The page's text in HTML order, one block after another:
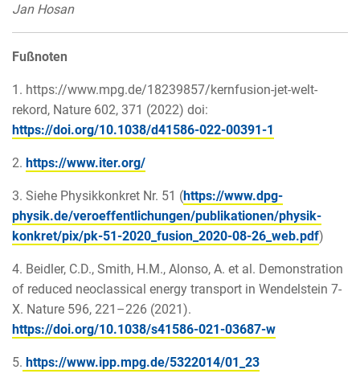
Jan Hosan
Fußnoten
1. https://www.mpg.de/18239857/kernfusion-jet-welt-
rekord, Nature 602, 371 (2022) doi:
https://doi.org/10.1038/d41586-022-00391-1
2. https://www.iter.org/
3. Siehe Physikkonkret Nr. 51 (https://www.dpg-
physik.de/veroeffentlichungen/publikationen/physik-
konkret/pix/pk-51-2020_fusion_2020-08-26_web.pdf)
4. Beidler, C.D., Smith, H.M., Alonso, A. et al. Demonstration
of reduced neoclassical energy transport in Wendelstein 7-
X. Nature 596, 221–226 (2021).
https://doi.org/10.1038/s41586-021-03687-w
5. https://www.ipp.mpg.de/5322014/01_23